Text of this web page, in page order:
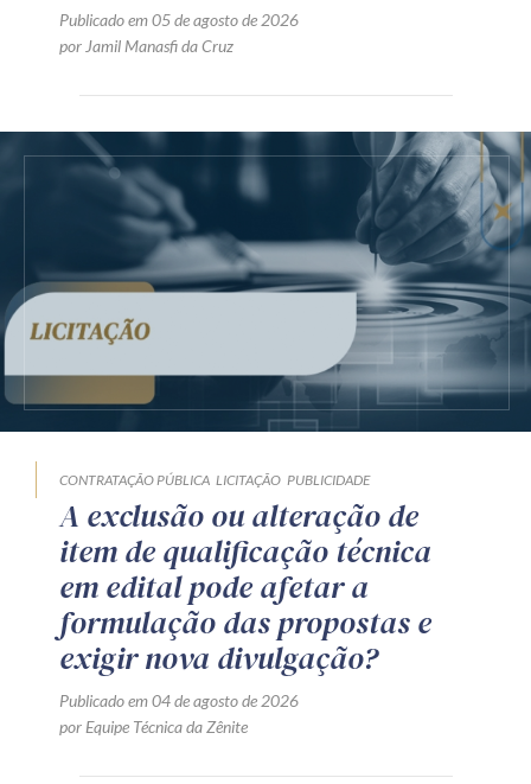
Publicado em 05 de agosto de 2026
por Jamil Manasfi da Cruz
CONTRATAÇÃO PÚBLICA LICITAÇÃO PUBLICIDADE
A exclusão ou alteração de
item de qualificação técnica
em edital pode afetar a
formulação das propostas e
exigir nova divulgação?
Publicado em 04 de agosto de 2026
por Equipe Técnica da Zênite